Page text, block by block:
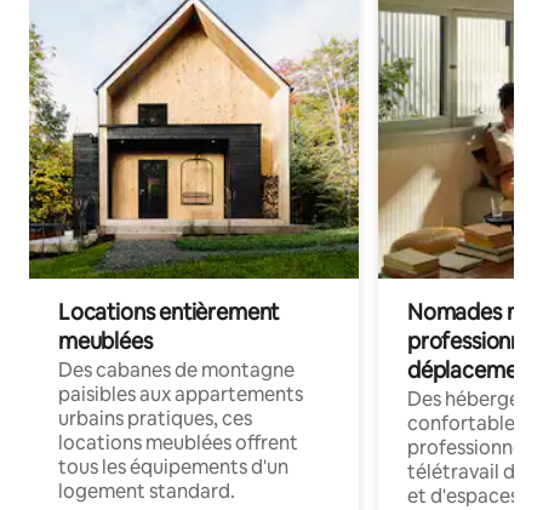
Locations entièrement
meublées
Des cabanes de montagne
paisibles aux appartements
urbains pratiques, ces
locations meublées offrent
tous les équipements d'un
logement standard.
Nomades
déplacement
Des
confortables
professionnels
télétravail
et d'espaces